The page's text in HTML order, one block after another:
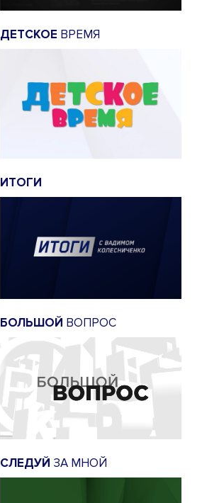
ДЕТСКОЕ ВРЕМЯ
ИТОГИ
БОЛЬШОЙ ВОПРОС
СЛЕДУЙ ЗА МНОЙ